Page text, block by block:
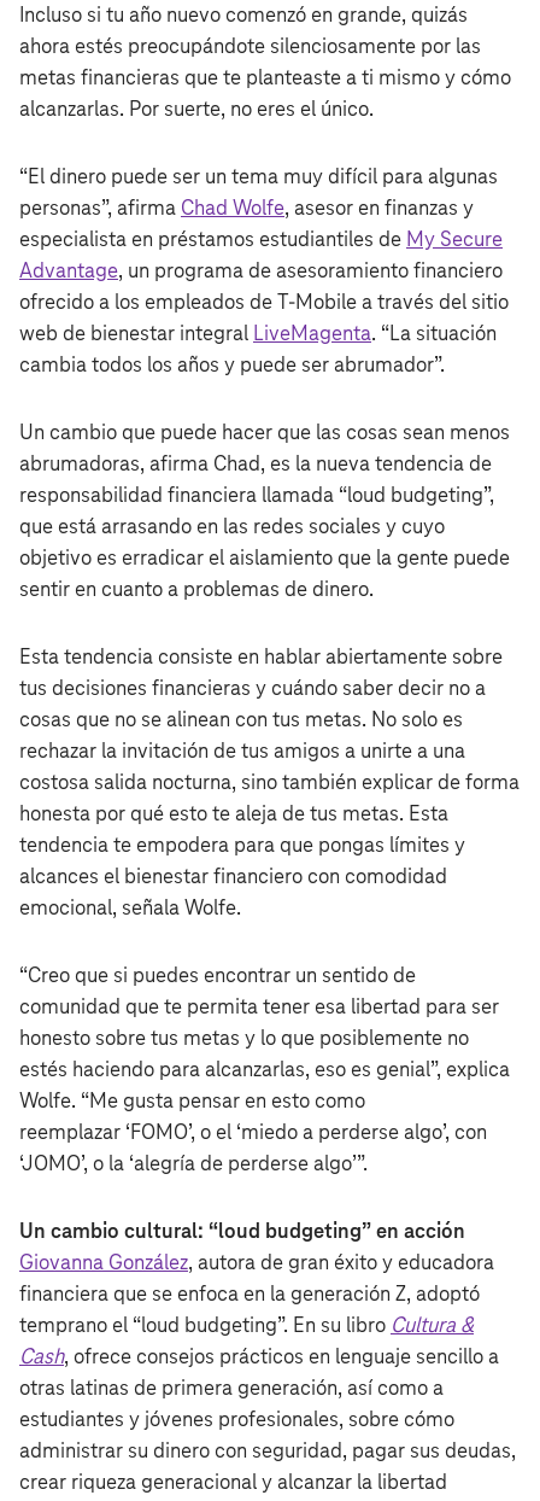
Incluso si tu año nuevo comenzó en grande, quizás
ahora estés preocupándote silenciosamente por las
metas financieras que te planteaste a ti mismo y cómo
alcanzarlas. Por suerte, no eres el único.
“El dinero puede ser un tema muy difícil para algunas
personas”, afirma Chad Wolfe, asesor en finanzas y
especialista en préstamos estudiantiles de My Secure
Advantage, un programa de asesoramiento financiero
ofrecido a los empleados de T‑Mobile a través del sitio
web de bienestar integral LiveMagenta. “La situación
cambia todos los años y puede ser abrumador”.
Un cambio que puede hacer que las cosas sean menos
abrumadoras, afirma Chad, es la nueva tendencia de
responsabilidad financiera llamada “loud budgeting”,
que está arrasando en las redes sociales y cuyo
objetivo es erradicar el aislamiento que la gente puede
sentir en cuanto a problemas de dinero.
Esta tendencia consiste en hablar abiertamente sobre
tus decisiones financieras y cuándo saber decir no a
cosas que no se alinean con tus metas. No solo es
rechazar la invitación de tus amigos a unirte a una
costosa salida nocturna, sino también explicar de forma
honesta por qué esto te aleja de tus metas. Esta
tendencia te empodera para que pongas límites y
alcances el bienestar financiero con comodidad
emocional, señala Wolfe.
“Creo que si puedes encontrar un sentido de
comunidad que te permita tener esa libertad para ser
honesto sobre tus metas y lo que posiblemente no
estés haciendo para alcanzarlas, eso es genial”, explica
Wolfe. “Me gusta pensar en esto como
reemplazar ‘FOMO’, o el ‘miedo a perderse algo’, con
‘JOMO’, o la ‘alegría de perderse algo’”.
Un cambio cultural: “loud budgeting” en acción
Giovanna González, autora de gran éxito y educadora
financiera que se enfoca en la generación Z, adoptó
temprano el “loud budgeting”. En su libro Cultura &
Cash, ofrece consejos prácticos en lenguaje sencillo a
otras latinas de primera generación, así como a
estudiantes y jóvenes profesionales, sobre cómo
administrar su dinero con seguridad, pagar sus deudas,
crear riqueza generacional y alcanzar la libertad